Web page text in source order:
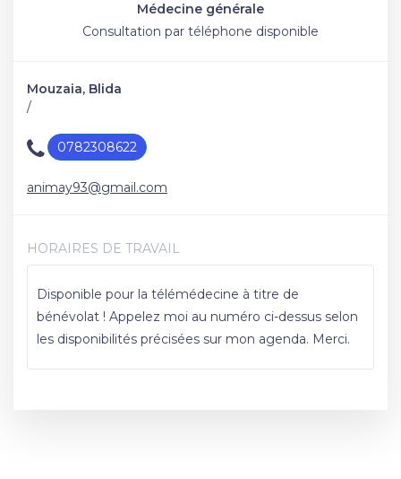
Médecine générale
Consultation par téléphone disponible
Mouzaia, Blida
/
0782308622
animay93@gmail.com
HORAIRES DE TRAVAIL
Disponible pour la télémédecine à titre de
bénévolat ! Appelez moi au numéro ci-dessus selon
les disponibilités précisées sur mon agenda. Merci.